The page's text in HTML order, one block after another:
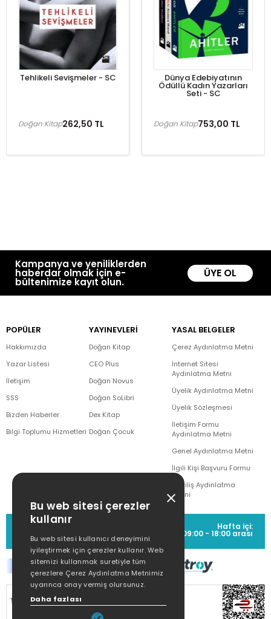
Tehlikeli Sevişmeler - SC
262,50 TL
Doğan Kitap
Dünya Edebiyatının
Ödüllü Kadın Yazarları
Seti - SC
753,00 TL
Doğan Kitap
Kampanya ve yeniliklerden
haberdar olmak için e-
bültenimize kayıt olun.
ÜYE OL
POPÜLER
Hakkımızda
Yazar Listesi
İletişim
SSS
Bizden Haberler
Bilgi Toplumu Hizmetleri
YAYINEVLERİ
Doğan Kitap
CEO Plus
Doğan Novus
Doğan SoLibri
Dex Kitap
Doğan Çocuk
YASAL BELGELER
Çerez Aydınlatma Metni
İnternet Sitesi
Aydınlatma Metni
Üyelik Aydınlatma Metni
Üyelik Sözleşmesi
İletişim Formu
Aydınlatma Metni
Genel Aydınlatma Metni
İlgili Kişi Başvuru Formu
Çekiliş Aydınlatma
Metni
MÜŞTERİ HİZMETLERİ
(0212) 373 77 00
Hafta içi:
09:00 - 18:00 arası
SİTEMİZ
KORUNMAKTADIR.
Bu web sitesi çerezler
kullanır
Bu web sitesi kullanıcı deneyimini
iyileştirmek için çerezler kullanır. Web
sitemizi kullanmak suretiyle tüm
çerezlere Çerez Aydınlatma Metnimiz
uyarınca onay vermiş olursunuz.
Daha fazlası